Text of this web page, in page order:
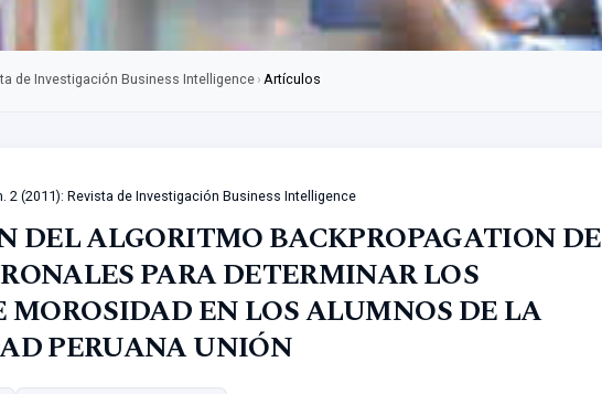
de Investigación Business Intelligence › Artículos
2 (2011): Revista de Investigación Business Intelligence
DEL ALGORITMO BACKPROPAGATION DE
PARA DETERMINAR LOS
MOROSIDAD EN LOS ALUMNOS DE LA
PERUANA UNIÓN